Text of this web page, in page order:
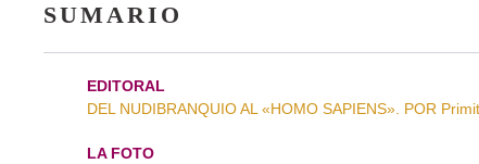
SUMARIO
EDITORAL
DEL NUDIBRANQUIO AL «HOMO SAPIENS». POR
LA FOTO